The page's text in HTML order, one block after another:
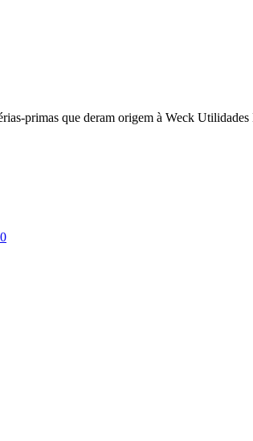
primas que deram origem à Weck Utilidades